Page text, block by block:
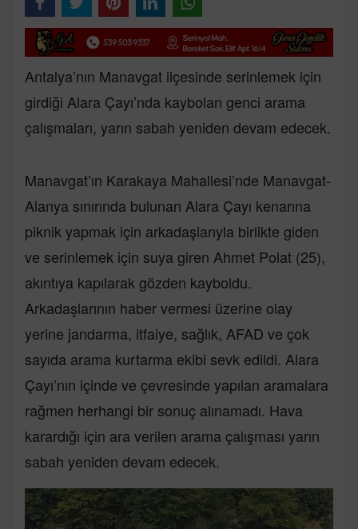
Antalya’nın Manavgat ilçesinde serinlemek için
girdiği Alara Çayı’nda kaybolan genci arama
çalışmaları, yarın sabah yeniden devam edecek.
Manavgat’ın Karakaya Mahallesi’nde Manavgat-
Alanya sınırında bulunan Alara Çayı kenarına
piknik yapmak için arkadaşlarıyla birlikte giden
ve serinlemek için suya giren Ahmet Polat (25),
akıntıya kapılarak gözden kayboldu.
Arkadaşlarının haber vermesi üzerine olay
yerine jandarma, itfaiye, sağlık, AFAD ve çok
sayıda arama kurtarma ekibi sevk edildi. Alara
Çayı’nın içinde ve çevresinde yapılan aramalara
rağmen herhangi bir sonuç alınamadı. Hava
karardığı için ara verilen arama çalışması yarın
sabah yeniden devam edecek.